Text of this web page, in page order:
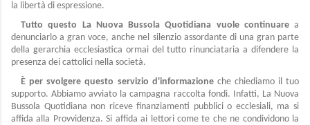
la libertà di espressione.
Tutto questo La Nuova Bussola Quotidiana vuole continuarea
denunciarlo a gran voce, anche nel silenzio assordante di una gran parte
della gerarchia ecclesiastica ormai del tutto rinunciataria a difendere la
presenza dei cattolici nella società.
È per svolgere questo servizio d'informazioneche chiediamo il tuo
supporto. Abbiamo avviato la campagna raccolta fondi. Infatti, La Nuova
Bussola Quotidiana non riceve finanziamenti pubblici o ecclesiali, ma si
affida alla Provvidenza. Si affida ai lettori come te che ne condividono la